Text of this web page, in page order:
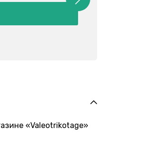
«Valeotrikotage»